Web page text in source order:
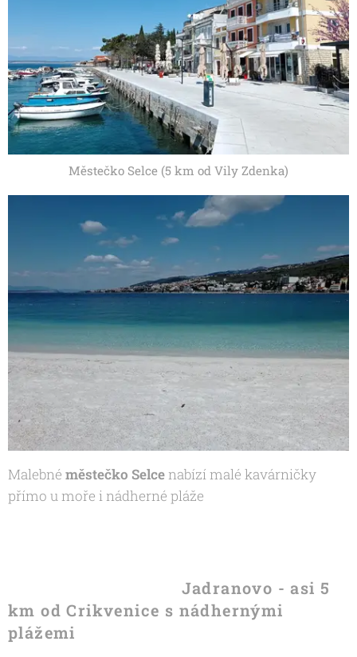
Městečko Selce (5 km od Vily Zdenka)
Malebné městečko Selcenabízí malé kavárničky
přímo u moře i nádherné pláže
Jadranovo - asi 5
km od Crikvenice s nádhernými
plážemi